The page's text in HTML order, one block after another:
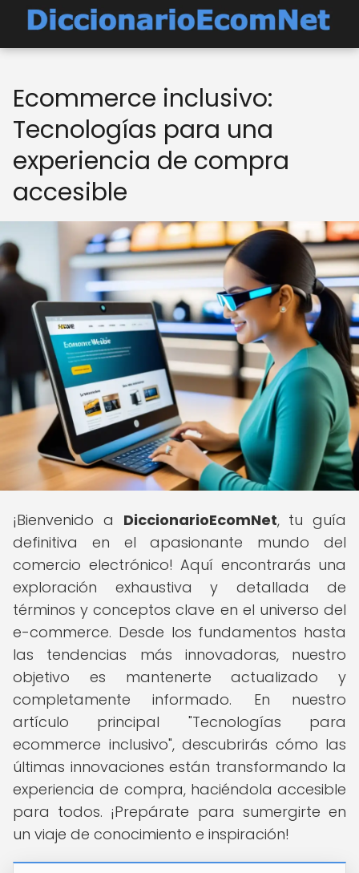
Ecommerce inclusivo:
Tecnologías para una
experiencia de compra
accesible
¡Bienvenido a DiccionarioEcomNet, tu guía
definitiva en el apasionante mundo del
comercio electrónico! Aquí encontrarás una
exploración exhaustiva y detallada de
términos y conceptos clave en el universo del
e-commerce. Desde los fundamentos hasta
las tendencias más innovadoras, nuestro
objetivo es mantenerte actualizado y
completamente informado. En nuestro
artículo principal "Tecnologías para
ecommerce inclusivo", descubrirás cómo las
últimas innovaciones están transformando la
experiencia de compra, haciéndola accesible
para todos. ¡Prepárate para sumergirte en
un viaje de conocimiento e inspiración!